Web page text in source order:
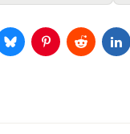
BlueskyPinterest
Reddit